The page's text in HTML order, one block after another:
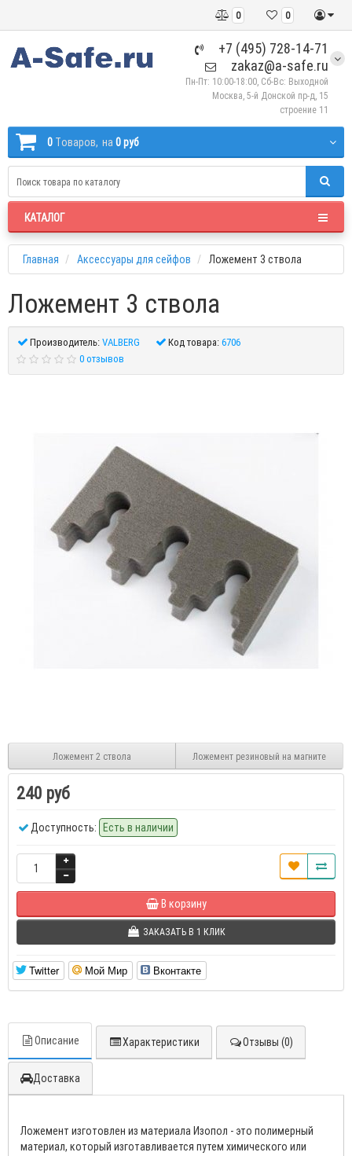
0
0
+7 (495) 728-14-71
zakaz@a-safe.ru
Пн-Пт: 10:00-18:00, Сб-Вс: Выходной
Москва, 5-й Донской пр-д, 15
строение 11
0 Tоваров, на 0 руб
КАТАЛОГ
Главная Аксессуары для сейфов Ложемент 3 ствола
Ложемент 3 ствола
Производитель:VALBERG Код товара:6706
0 отзывов
Ложемент 2 ствола Ложемент резиновый на магните
240 руб
Доступность: Есть в наличии
В корзину
ЗАКАЗАТЬ В 1 КЛИК
Twitter Мой Мир Вконтакте
Описание Характеристики Отзывы (0)
Доставка
Ложемент изготовлен из материала Изопол - это полимерный
материал, который изготавливается путем химического или